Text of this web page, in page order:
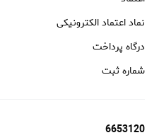
نماد اعتماد الکترونیکی
درگاه پرداخت
شماره ثبت
6653120